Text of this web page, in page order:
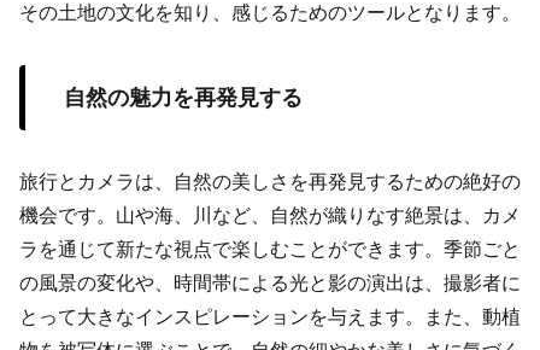
その土地の文化を知り、感じるためのツールとなります。
自然の魅力を再発見する
旅行とカメラは、自然の美しさを再発見するための絶好の
機会です。山や海、川など、自然が織りなす絶景は、カメ
ラを通じて新たな視点で楽しむことができます。季節ごと
の風景の変化や、時間帯による光と影の演出は、撮影者に
とって大きなインスピレーションを与えます。また、動植